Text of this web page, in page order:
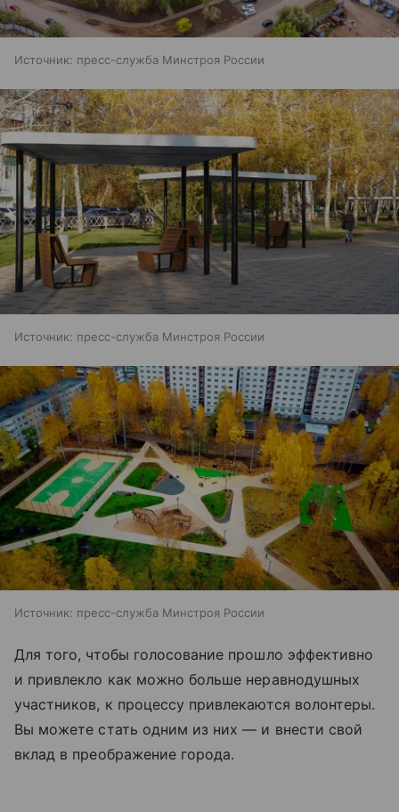
Источник: пресс-служба Минстроя России
Источник: пресс-служба Минстроя России
Источник: пресс-служба Минстроя России
Для того, чтобы голосование прошло эффективно
и привлекло как можно больше неравнодушных
участников, к процессу привлекаются волонтеры.
Вы можете стать одним из них — и внести свой
вклад в преображение города.